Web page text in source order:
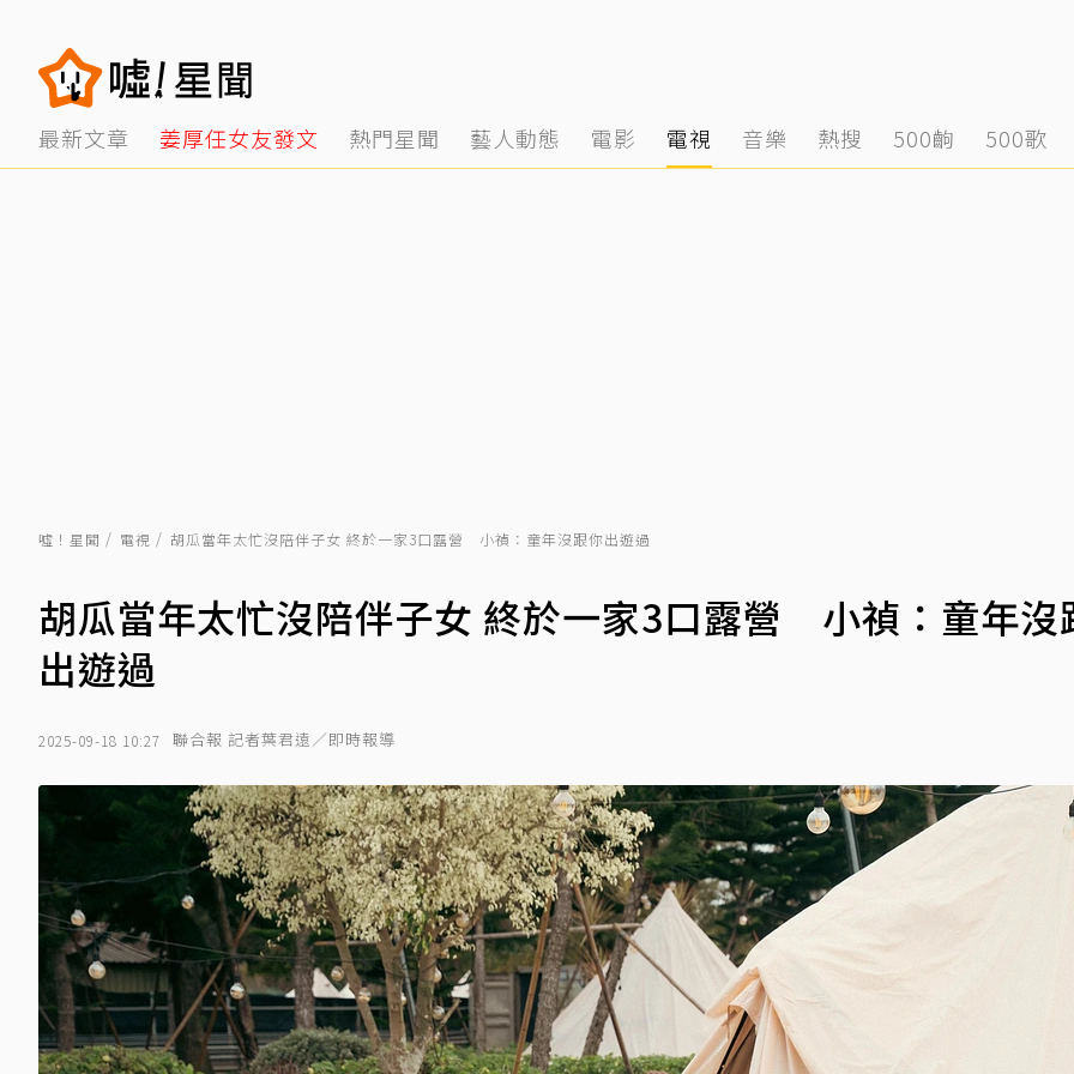
最新文章 姜厚任女友發文 熱門星聞 藝人動態 電影 電視 音樂 熱搜 500齣 500歌
噓！星聞 電視 胡瓜當年太忙沒陪伴子女 終於一家3口露營 小禎：童年沒跟你出遊過
胡瓜當年太忙沒陪伴子女 終於一家3口露營 小禎：童年沒
出遊過
2025-09-18 10:27 聯合報 記者葉君遠／即時報導